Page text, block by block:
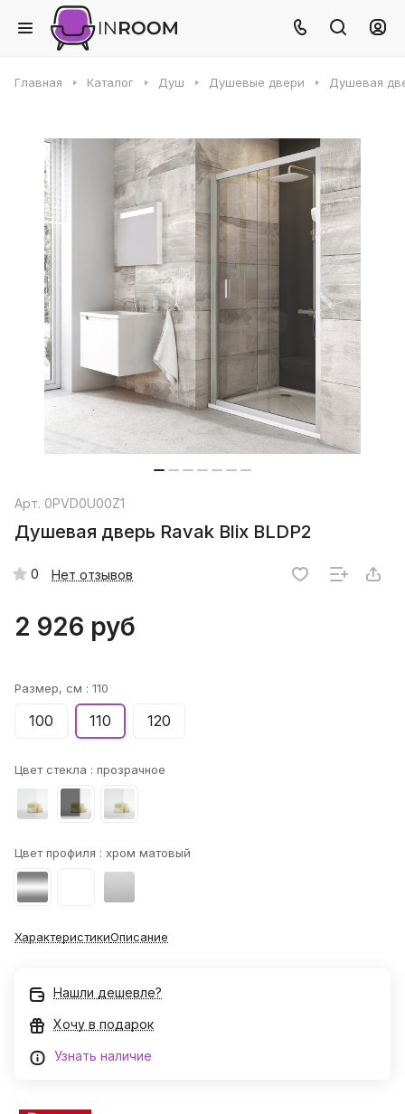
Главная Каталог Душ Душевые двери Душевая
Арт. 0PVD0U00Z1
Душевая дверь Ravak Blix BLDP2
0 Нет отзывов
2 926 руб
Размер, см : 110
100 110 120
Цвет стекла : прозрачное
Цвет профиля : хром матовый
ХарактеристикиОписание
Нашли дешевле?
Хочу в подарок
Узнать наличие